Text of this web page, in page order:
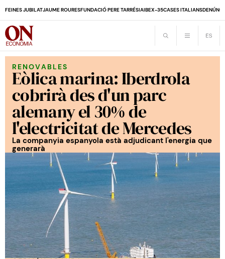
FEINES JUBILATJAUME ROURESFUNDACIÓ PERE TARRÉSIAIBEX-35CASES ITALIANS
RENOVABLES
Eòlica marina: Iberdrola
cobrirà des d'un parc
alemany el 30% de
l'electricitat de Mercedes
La companyia espanyola està adjudicant l'energia que
generarà